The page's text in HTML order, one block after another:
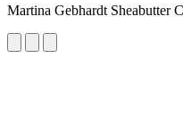
Martina Gebhardt Sheabutter